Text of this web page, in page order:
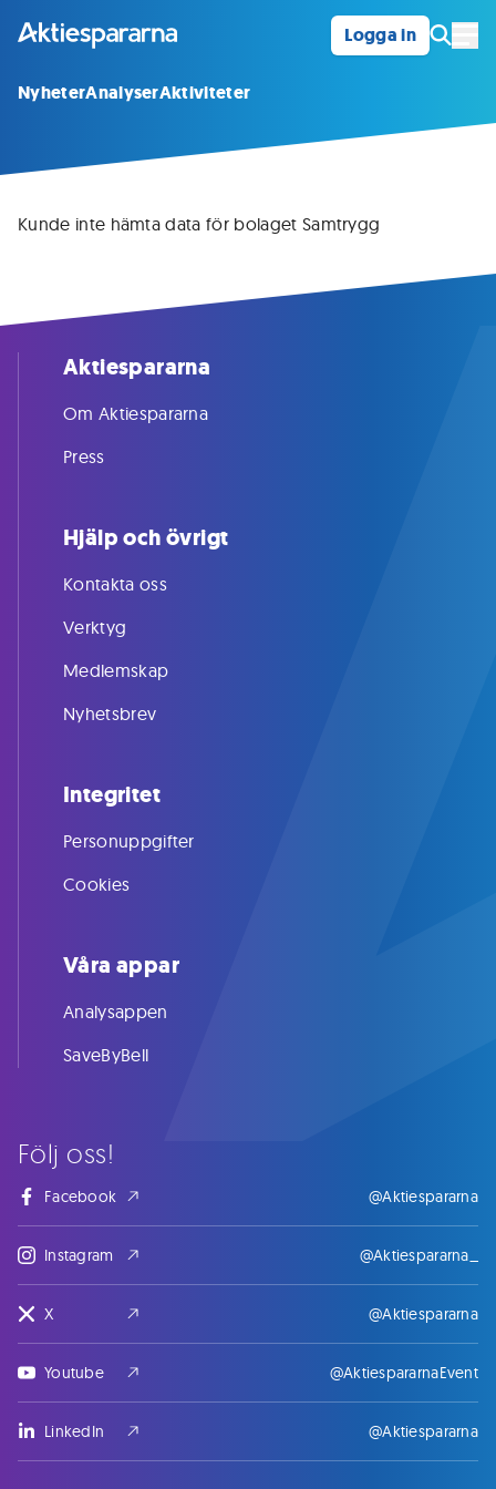
Logga in
NyheterAnalyserAktiviteter
Kunde inte hämta data för bolaget Samtrygg
Följ oss!
Facebook @Aktiespararna
Instagram @Aktiespararna_
X @Aktiespararna
Youtube @AktiespararnaEvent
LinkedIn @Aktiespararna
Aktiespararna
Om Aktiespararna
Press
Hjälp och övrigt
Kontakta oss
Verktyg
Medlemskap
Nyhetsbrev
Integritet
Personuppgifter
Cookies
Våra appar
Analysappen
SaveByBell